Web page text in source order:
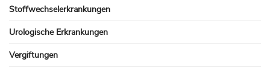
Stoffwechselerkrankungen
Urologische Erkrankungen
Vergiftungen